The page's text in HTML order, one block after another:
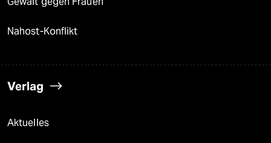
Nahost-Konflikt
Verlag
Aktuelles